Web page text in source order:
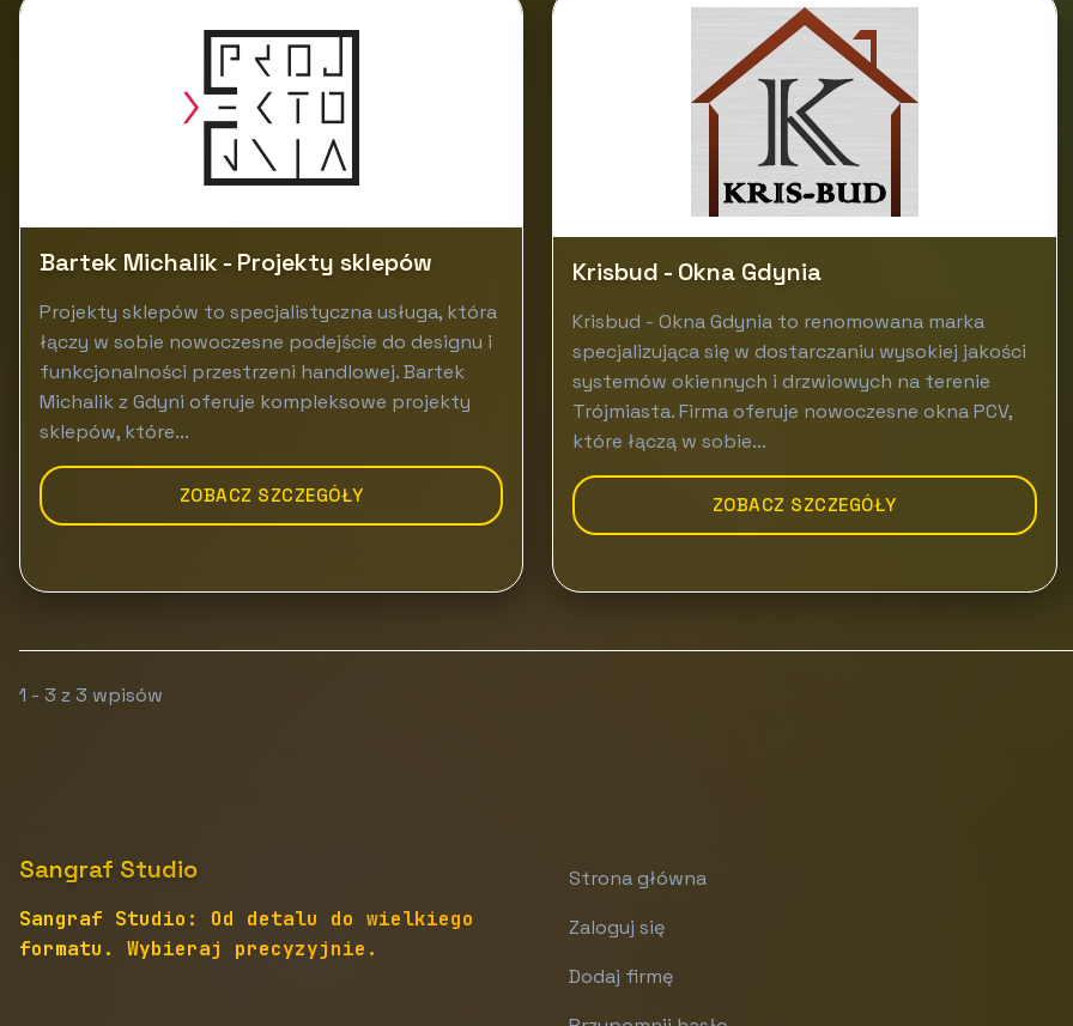
Bartek Michalik - Projekty sklepów
Projekty sklepów to specjalistyczna usługa, która
łączy w sobie nowoczesne podejście do designu i
funkcjonalności przestrzeni handlowej. Bartek
Michalik z Gdyni oferuje kompleksowe projekty
sklepów, które...
ZOBACZ SZCZEGÓŁY
Krisbud - Okna Gdynia
Krisbud - Okna Gdynia to renomowana marka
specjalizująca się w dostarczaniu wysokiej jakości
systemów okiennych i drzwiowych na terenie
Trójmiasta. Firma oferuje nowoczesne okna PCV,
które łączą w sobie...
ZOBACZ SZCZEGÓŁY
1 - 3 z 3 wpisów
Sangraf Studio
Sangraf Studio: Od detalu do wielkiego
formatu. Wybieraj precyzyjnie.
Strona główna
Zaloguj się
Dodaj firmę